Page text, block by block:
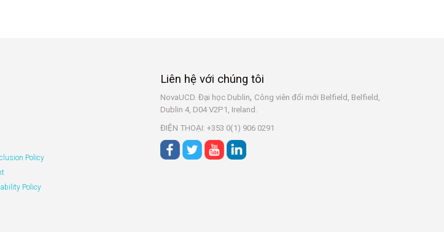
Policy
Policy
Liên hệ với chúng tôi
NovaUCD. Đại học Dublin, Công viên đổi mới Belfield, Belfield,
Dublin 4, D04 V2P1, Ireland.
ĐIỆN THOẠI: +353 0(1) 906 0291